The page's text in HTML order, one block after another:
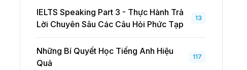
IELTS Speaking Part 3 - Thực Hành Trả
Lời Chuyên Sâu Các Câu Hỏi Phức Tạp
13
Những Bí Quyết Học Tiếng Anh Hiệu
Quả
117